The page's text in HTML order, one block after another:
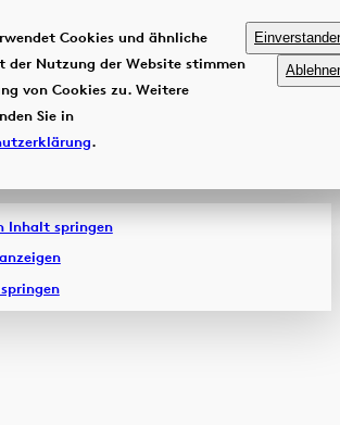
Cookies und ähnliche
der Nutzung der Website stimmen
von Cookies zu. Weitere
Sie in
.
Inhalt springen